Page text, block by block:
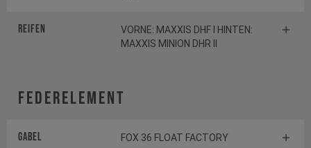
Reifen
VORNE: MAXXIS DHF I HINTEN:
MAXXIS MINION DHR II
Federelement
Gabel FOX 36 FLOAT FACTORY